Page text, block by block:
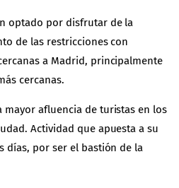
optado por disfrutar de la
de las restricciones con
a Madrid, principalmente
cercanas.
mayor afluencia de turistas en los
Actividad que apuesta a su
días, por ser el bastión de la